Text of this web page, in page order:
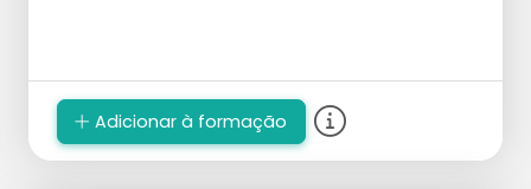
Adicionar à formação